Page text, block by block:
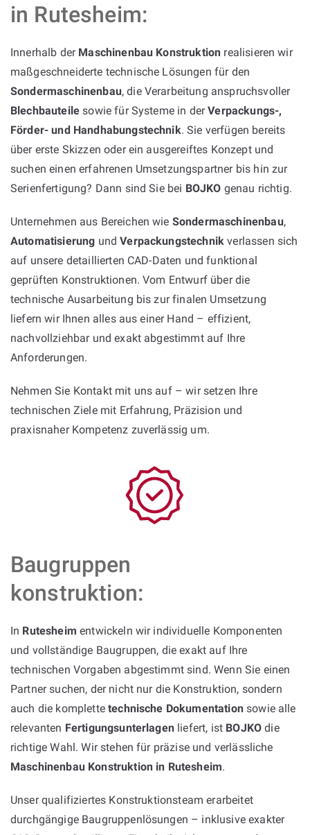
in Rutesheim:
Innerhalb der Maschinenbau Konstruktion realisieren wir
maßgeschneiderte technische Lösungen für den
Sondermaschinenbau, die Verarbeitung anspruchsvoller
Blechbauteile sowie für Systeme in derVerpackungs-,
Förder- und Handhabungstechnik. Sie verfügen bereits
über erste Skizzen oder ein ausgereiftes Konzept und
suchen einen erfahrenen Umsetzungspartner bis hin zur
Serienfertigung? Dann sind Sie bei BOJKO genau richtig.
Unternehmen aus Bereichen wie Sondermaschinenbau,
Automatisierung undVerpackungstechnik verlassen sich
auf unsere detaillierten CAD-Daten und funktional
geprüften Konstruktionen. Vom Entwurf über die
technische Ausarbeitung bis zur finalen Umsetzung
liefern wir Ihnen alles aus einer Hand – effizient,
nachvollziehbar und exakt abgestimmt auf Ihre
Anforderungen.
Nehmen Sie Kontakt mit uns auf – wir setzen Ihre
technischen Ziele mit Erfahrung, Präzision und
praxisnaher Kompetenz zuverlässig um.
Baugruppen
konstruktion:
In Rutesheim entwickeln wir individuelle Komponenten
und vollständige Baugruppen, die exakt auf Ihre
technischen Vorgaben abgestimmt sind. Wenn Sie einen
Partner suchen, der nicht nur die Konstruktion, sondern
auch die komplettetechnische Dokumentationsowie alle
relevanten Fertigungsunterlagenliefert, ist BOJKO die
richtige Wahl. Wir stehen für präzise und verlässliche
Maschinenbau Konstruktion in Rutesheim.
Unser qualifiziertes Konstruktionsteam erarbeitet
durchgängige Baugruppenlösungen – inklusive exakter